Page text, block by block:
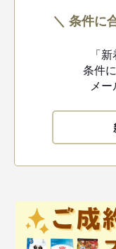
＼ 条件に
「
条件
メ